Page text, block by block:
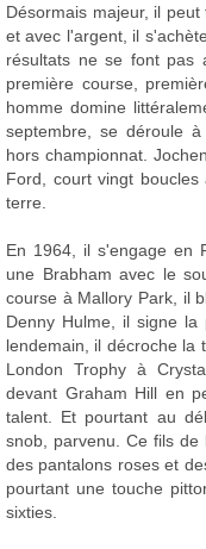
Désormais majeur, il
et avec l'argent, il
résultats ne se font pas
première course,
homme domine
septembre, se déroule
hors championnat.
Ford, court vingt
terre.
En 1964, il s'engage en
une Brabham avec le
course à Mallory Park, il
Denny Hulme, il signe
lendemain, il décroche la
London Trophy à
devant Graham Hill en
talent. Et pourtant au
snob, parvenu. Ce fils de
des pantalons roses et
pourtant une touche
sixties.